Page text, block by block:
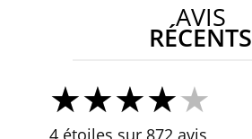
AVIS
RÉCENTS
4 étoiles sur 872 avis